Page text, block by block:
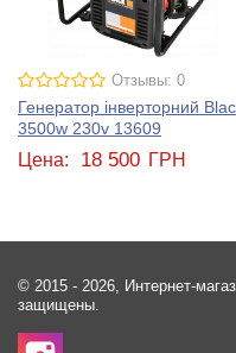
Отзывы: 0
Генератор інверторний
3500w 230v 13609
Цена: 18 500 ГРН
© 2015 - 2026, Интернет-
защищены.